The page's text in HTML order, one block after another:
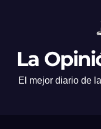
La
El mejor diario de